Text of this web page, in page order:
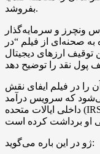
بفروشد.
ونچرز و سرمایه‌گذار
به صحنه‌ای از فیلم “در
ارزهای دیجیتال
در فیلم ایفای نقش
که سرویس درآمد
داخلی ایالات متحده (IRS)، ۶۰۰ دلار مالیات پرداخت نشده از حساب
ژو در این باره می‌گوید: